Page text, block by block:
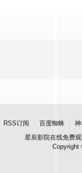
RSS订阅 百度蜘蛛 神
星辰影院在线免费
Copyright